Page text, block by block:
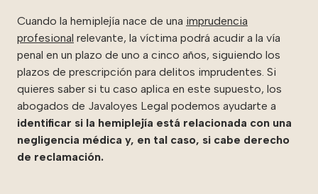
Cuando la hemiplejía nace de una imprudencia
profesional relevante, la víctima podrá acudir a la vía
penal en un plazo de uno a cinco años, siguiendo los
plazos de prescripción para delitos imprudentes. Si
quieres saber si tu caso aplica en este supuesto, los
abogados de Javaloyes Legal podemos ayudarte a
identificar si la hemiplejía está relacionada con una
negligencia médica y, en tal caso, si cabe derecho
de reclamación.